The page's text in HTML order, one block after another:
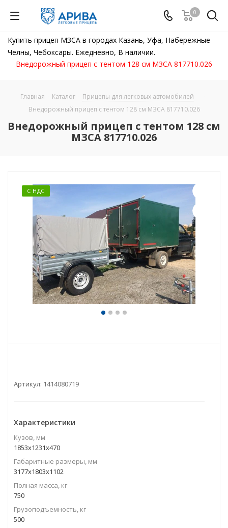
0
Купить прицеп МЗСА в городах Казань, Уфа, Набережные
Челны, Чебоксары. Ежедневно, В наличии.
Внедорожный прицеп с тентом 128 см МЗСА 817710.026
Главная - Каталог - Прицепы для легковых автомобилей
-
Внедорожный прицеп с тентом 128 см МЗСА 817710.026
Внедорожный прицеп с тентом 128 см
МЗСА 817710.026
С НДС
Артикул: 1414080719
Характеристики
Кузов, мм
1853x1231x470
Габаритные размеры, мм
3177х1803х1102
Полная масса, кг
750
Грузоподъемность, кг
500